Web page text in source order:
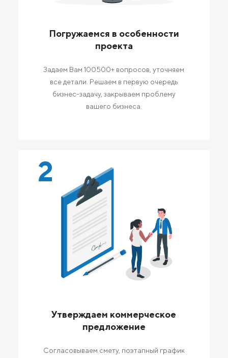
Погружаемся в особенности
проекта
Задаем Вам 100500+ вопросов, уточняем
все детали. Решаем в первую очередь
бизнес-задачу, закрываем проблему
вашего бизнеса.
2
Утверждаем коммерческое
предложение
Согласовываем смету, поэтапный график